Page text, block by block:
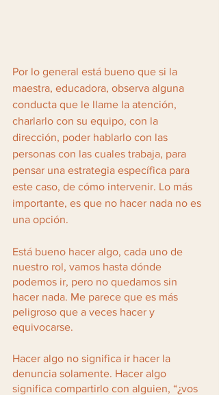
Por lo general está bueno que si la
maestra, educadora, observa alguna
conducta que le llame la atención,
charlarlo con su equipo, con la
dirección, poder hablarlo con las
personas con las cuales trabaja, para
pensar una estrategia específica para
este caso, de cómo intervenir. Lo más
importante, es que no hacer nada no es
una opción.
Está bueno hacer algo, cada uno de
nuestro rol, vamos hasta dónde
podemos ir, pero no quedamos sin
hacer nada. Me parece que es más
peligroso que a veces hacer y
equivocarse.
Hacer algo no significa ir hacer la
denuncia solamente. Hacer algo
significa compartirlo con alguien, “¿vos